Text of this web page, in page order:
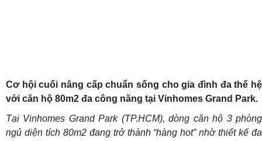
Cơ hội cuối nâng cấp chuẩn sống cho gia đình đa thế hệ
với căn hộ 80m2 đa công năng tại Vinhomes Grand Park.
Tại Vinhomes Grand Park (TP.HCM), dòng căn hộ 3 phòng
ngủ diện tích 80m2 đang trở thành “hàng hot” nhờ thiết kế đa